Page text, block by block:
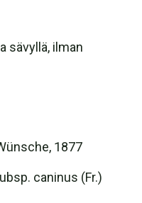
sävyllä, ilman
1877
caninus (Fr.)